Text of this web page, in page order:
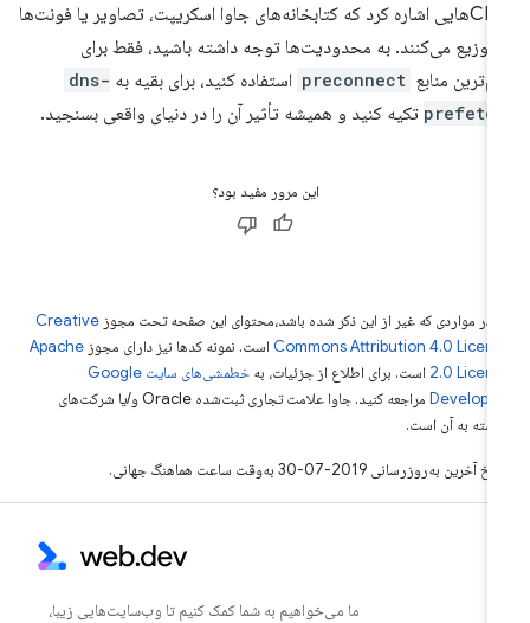
CDNهایی اشاره کرد که کتابخانه‌های جاوا اسکریپت، تصاویر یا فونت‌ها
توزیع می‌کنند. به محدودیت‌ها توجه داشته باشید، فقط برای
منابع preconnect استفاده کنید، برای بقیه بهdns-
تکیه کنید و همیشه تأثیر آن را در دنیای واقعی بسنجید.
این مرور مفید بود؟
در مواردی که غیر از این ذکر شده باشد،‌محتوای این صفحه تحت مجوزCreative
Commons Attribution 4.0است. نمونه کدها نیز دارای مجوزApache
2.0است. برای اطلاع از جزئیات، به
خطمشی‌های سایت Google
مراجعه کنید. جاوا علامت تجاری ثبت‌شده Oracle و/یا شرکت‌های
به آن است.
آخرین به‌روزرسانی 2019-07-30 به‌وقت ساعت هماهنگ جهانی.
ما می‌خواهیم به شما کمک کنیم تا وب‌سایت‌هایی زیبا،